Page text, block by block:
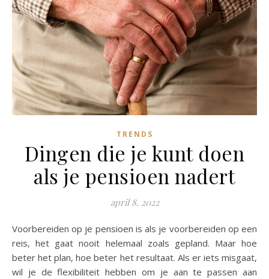
TRENDS
Dingen die je kunt doen
als je pensioen nadert
april 8, 2022
Voorbereiden op je pensioen is als je voorbereiden op een
reis, het gaat nooit helemaal zoals gepland. Maar hoe
beter het plan, hoe beter het resultaat. Als er iets misgaat,
wil je de flexibiliteit hebben om je aan te passen aan